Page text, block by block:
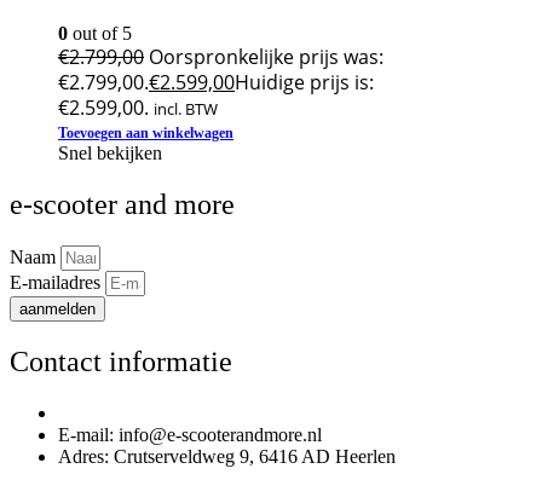
0 out of 5
€2.799,00 Oorspronkelijke prijs was:
€2.799,00.€2.599,00Huidige prijs is:
€2.599,00. incl. BTW
Toevoegen aan winkelwagen
Snel bekijken
e-scooter and more
Naam
E-mailadres
aanmelden
Contact informatie
E-mail: info@e-scooterandmore.nl
Adres: Crutserveldweg 9, 6416 AD Heerlen